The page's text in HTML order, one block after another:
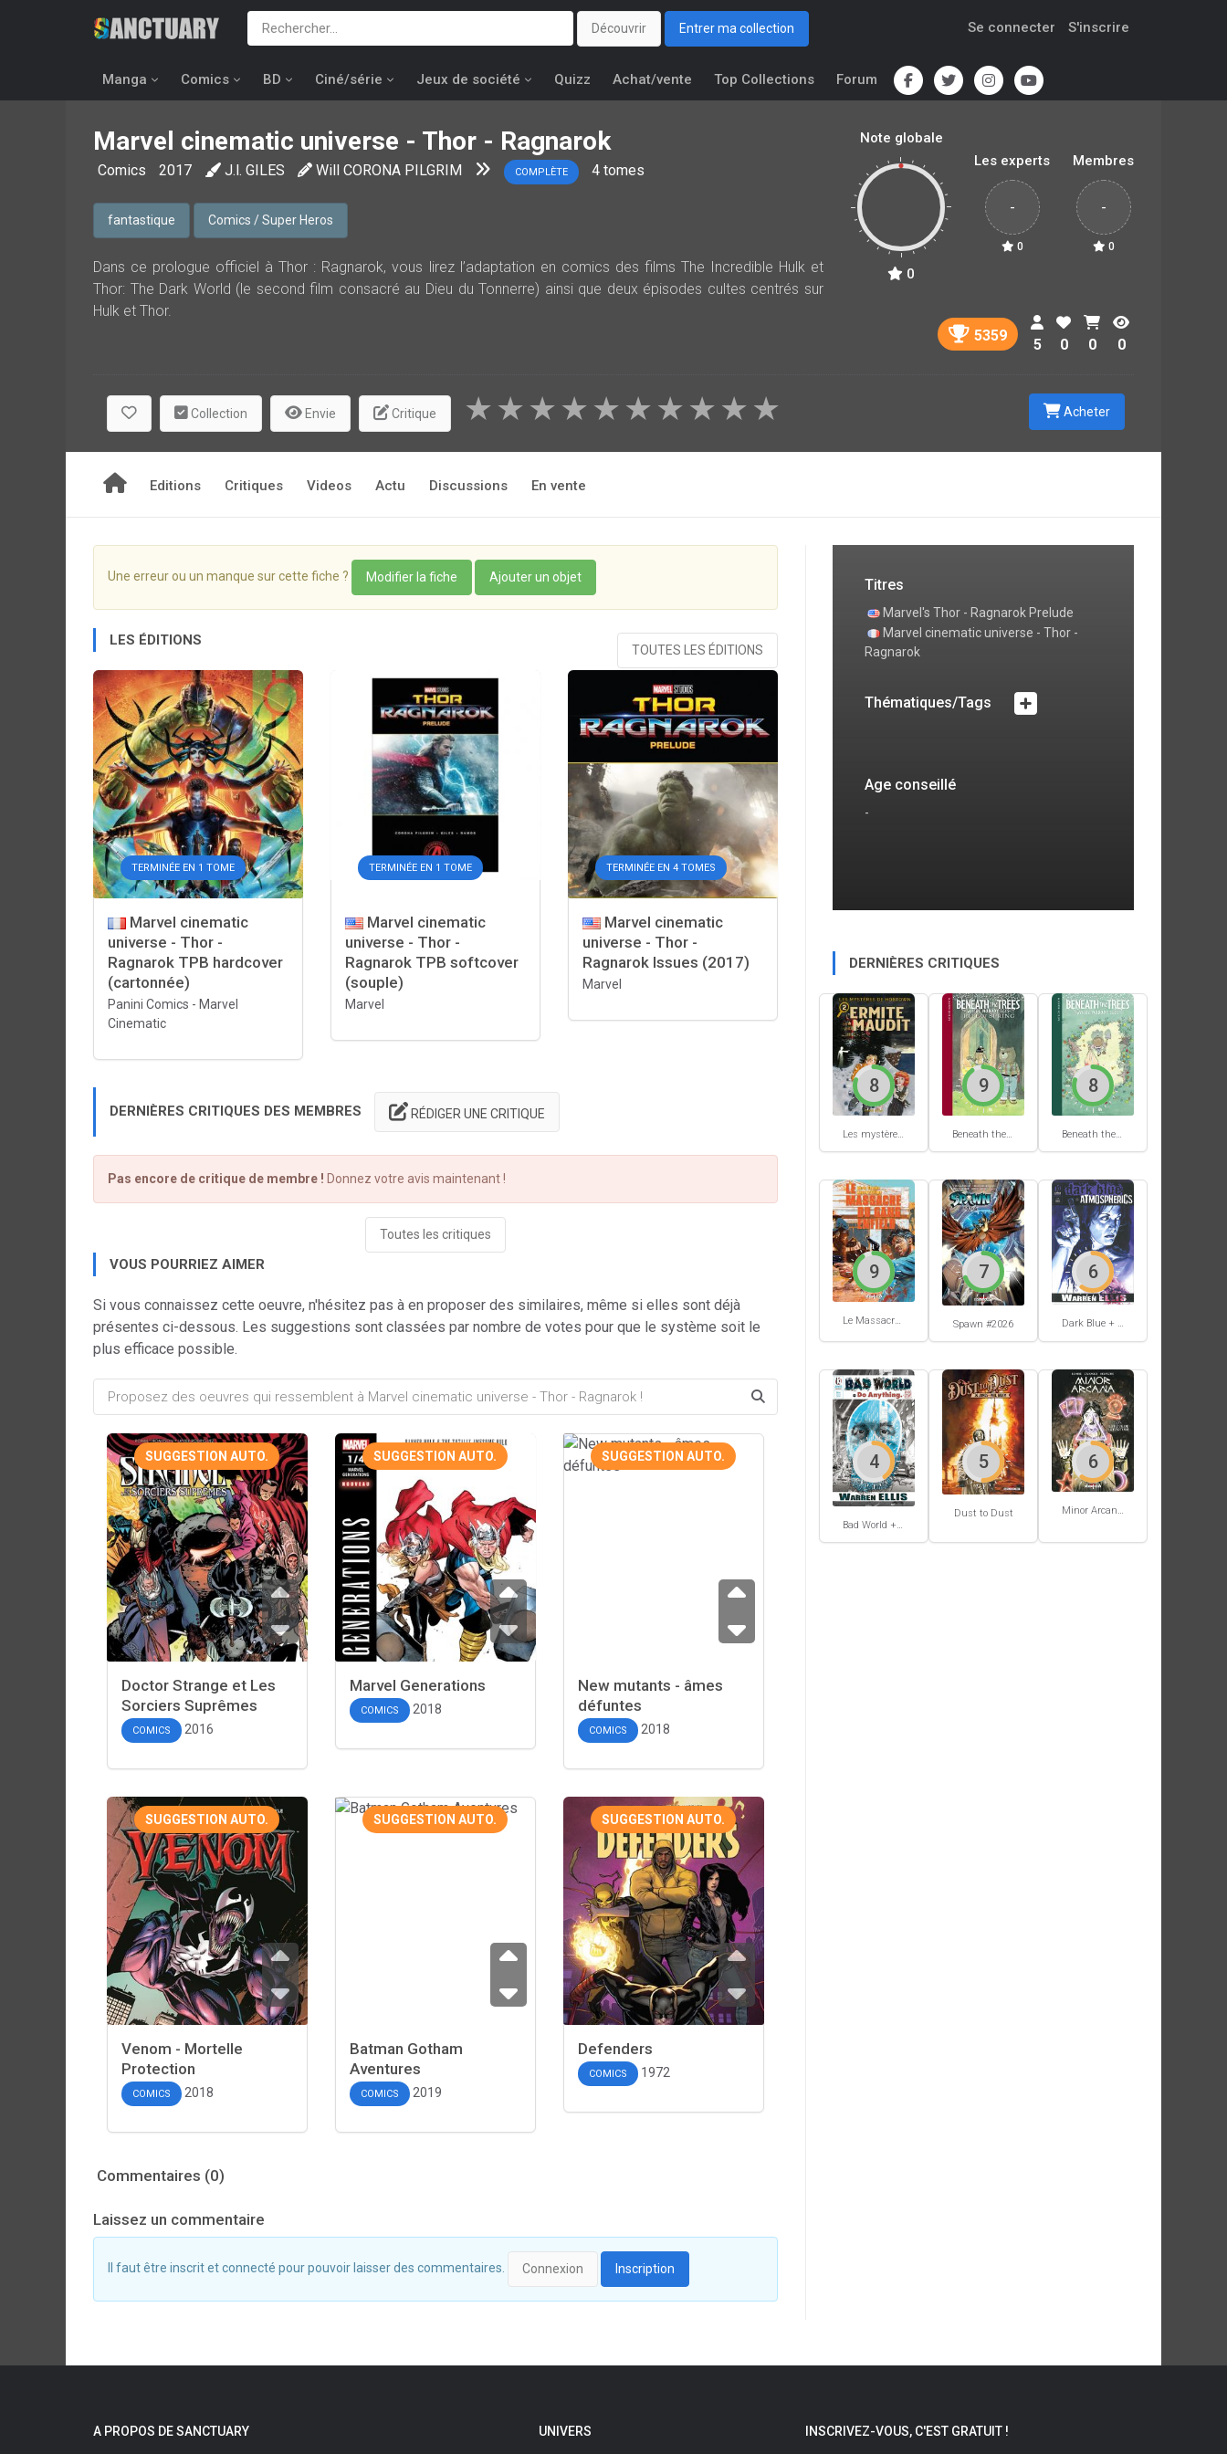
Découvrir Entrer ma collection Se connecter S'inscrire
Manga Comics BD Ciné/série Jeux de société Quizz Achat/vente Top Collections Forum
Marvel cinematic universe - Thor - Ragnarok
Comics 2017 J.l. GILES Will CORONA PILGRIM COMPLÈTE 4 tomes
fantastique Comics / Super Heros
Dans ce prologue officiel à Thor : Ragnarok, vous lirez l’adaptation en comics des films The Incredible Hulk et
Thor: The Dark World (le second film consacré au Dieu du Tonnerre) ainsi que deux épisodes cultes centrés sur
Hulk et Thor.
Note globale
0
Les experts
-
0
Membres
-
0
5359
5 0 0 0
Collection Envie Critique ★
★
★
★
★
★
★
★
★
★ Acheter
Editions Critiques Videos Actu Discussions En vente
Une erreur ou un manque sur cette fiche ? Modifier la fiche Ajouter un objet
LES ÉDITIONS
TOUTES LES ÉDITIONS
TERMINÉE EN 1 TOME
Marvel cinematic
universe - Thor -
Ragnarok TPB hardcover
(cartonnée)
Panini Comics - Marvel
Cinematic
TERMINÉE EN 1 TOME
Marvel cinematic
universe - Thor -
Ragnarok TPB softcover
(souple)
Marvel
TERMINÉE EN 4 TOMES
Marvel cinematic
universe - Thor -
Ragnarok Issues (2017)
Marvel
DERNIÈRES CRITIQUES DES MEMBRES RÉDIGER UNE CRITIQUE
Pas encore de critique de membre ! Donnez votre avis maintenant !
Toutes les critiques
VOUS POURRIEZ AIMER
Si vous connaissez cette oeuvre, n'hésitez pas à en proposer des similaires, même si elles sont déjà
présentes ci-dessous. Les suggestions sont classées par nombre de votes pour que le système soit le
plus efficace possible.
SUGGESTION AUTO.
Doctor Strange et Les
Sorciers Suprêmes
COMICS 2016
SUGGESTION AUTO.
Marvel Generations
COMICS 2018
SUGGESTION AUTO.
New mutants - âmes
défuntes
COMICS 2018
SUGGESTION AUTO.
Venom - Mortelle
Protection
COMICS 2018
SUGGESTION AUTO.
Batman Gotham
Aventures
COMICS 2019
SUGGESTION AUTO.
Defenders
COMICS 1972
Commentaires (0)
Laissez un commentaire
Il faut être inscrit et connecté pour pouvoir laisser des commentaires. Connexion Inscription
Titres
Marvel's Thor - Ragnarok Prelude
Marvel cinematic universe - Thor -
Ragnarok
Thématiques/Tags
Age conseillé
-
DERNIÈRES CRITIQUES
Les mystères de Hobtown #2
8
Beneath the trees where nobody sees #2
9
Beneath the trees where nobody sees #1
8
Le Massacre du gang Enfield
9
Spawn #2026
7 6
Bad World + Do Anything
4
Dust to Dust
5 6
A PROPOS DE SANCTUARY UNIVERS INSCRIVEZ-VOUS, C'EST GRATUIT !